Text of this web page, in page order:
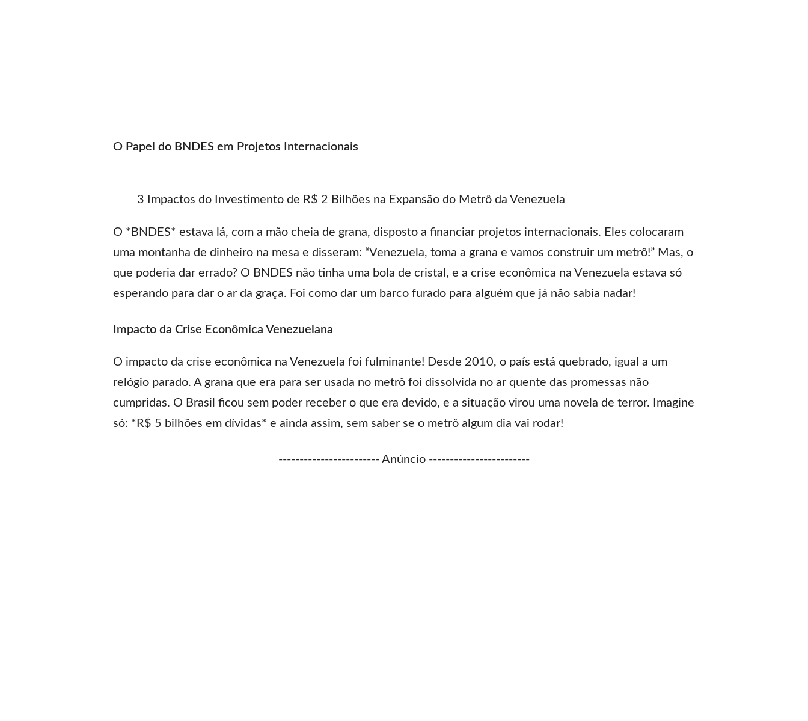
O Papel do BNDES em Projetos Internacionais
3 Impactos do Investimento de R$ 2 Bilhões na Expansão do Metrô da Venezuela
O *BNDES* estava lá, com a mão cheia de grana, disposto a financiar projetos internacionais. Eles colocaram
uma montanha de dinheiro na mesa e disseram: “Venezuela, toma a grana e vamos construir um metrô!” Mas, o
que poderia dar errado? O BNDES não tinha uma bola de cristal, e a crise econômica na Venezuela estava só
esperando para dar o ar da graça. Foi como dar um barco furado para alguém que já não sabia nadar!
Impacto da Crise Econômica Venezuelana
O impacto da crise econômica na Venezuela foi fulminante! Desde 2010, o país está quebrado, igual a um
relógio parado. A grana que era para ser usada no metrô foi dissolvida no ar quente das promessas não
cumpridas. O Brasil ficou sem poder receber o que era devido, e a situação virou uma novela de terror. Imagine
só: *R$ 5 bilhões em dívidas* e ainda assim, sem saber se o metrô algum dia vai rodar!
------------------------ Anúncio ------------------------